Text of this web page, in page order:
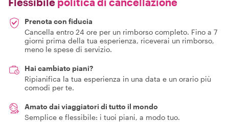
Prenota con fiducia
Cancella entro 24 ore per un rimborso completo. Fino a 7
giorni prima della tua esperienza, riceverai un rimborso,
meno le spese di servizio.
Hai cambiato piani?
Ripianifica la tua esperienza in una data e un orario più
comodi per te.
Amato dai viaggiatori di tutto il mondo
Semplice e flessibile: i tuoi piani, a modo tuo.